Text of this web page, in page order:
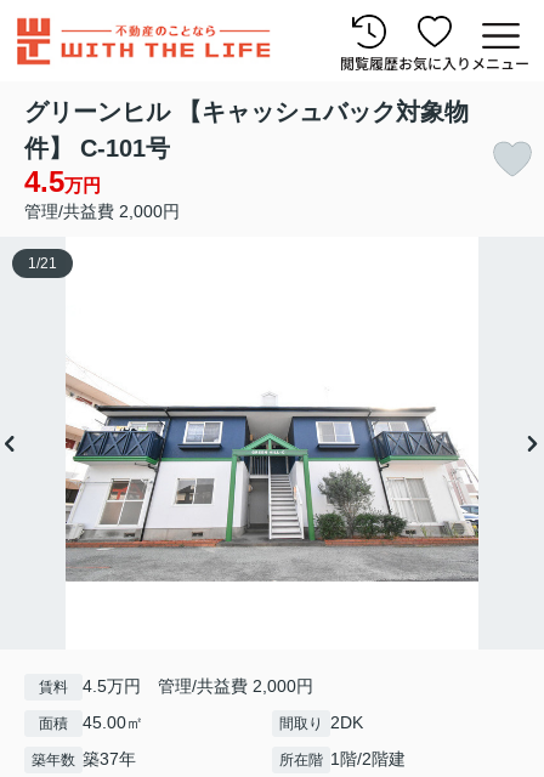
閲覧履歴お気に入り メニュー
グリーンヒル 【キャッシュバック対象物
件】 C-101号
4.5万円
管理/共益費 2,000円
1/21
賃料 4.5万円 管理/共益費 2,000円
面積 45.00㎡ 間取り 2DK
築年数 築37年 所在階 1階/2階建